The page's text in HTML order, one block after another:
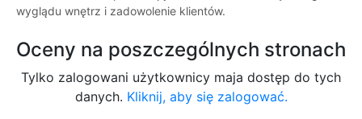
wyglądu wnętrz i zadowolenie klientów.
Oceny na poszczególnych stronach
Tylko zalogowani użytkownicy maja dostęp do tych
danych. Kliknij, aby się zalogować.